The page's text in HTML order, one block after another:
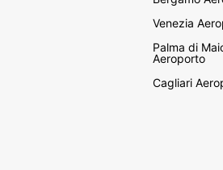
Venezia
Palma di
Aeroporto
Cagliari